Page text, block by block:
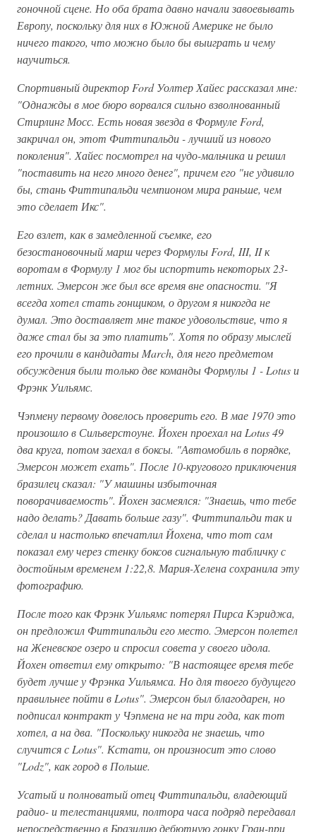
гоночной сцене. Но оба брата давно начали завоевывать
Европу, поскольку для них в Южной Америке не было
ничего такого, что можно было бы выиграть и чему
научиться.
Спортивный директор Ford Уолтер Хайес рассказал мне:
"Однажды в мое бюро ворвался сильно взволнованный
Стирлинг Мосс. Есть новая звезда в Формуле Ford,
закричал он, этот Фиттипальди - лучший из нового
поколения". Хайес посмотрел на чудо-мальчика и решил
"поставить на него много денег", причем его "не удивило
бы, стань Фиттипальди чемпионом мира раньше, чем
это сделает Икс".
Его взлет, как в замедленной съемке, его
безостановочный марш через Формулы Ford, III, II к
воротам в Формулу 1 мог бы испортить некоторых 23-
летних. Эмерсон же был все время вне опасности. "Я
всегда хотел стать гонщиком, о другом я никогда не
думал. Это доставляет мне такое удовольствие, что я
даже стал бы за это платить". Хотя по образу мыслей
его прочили в кандидаты March, для него предметом
обсуждения были только две команды Формулы 1 - Lotus и
Фрэнк Уильямс.
Чэпмену первому довелось проверить его. В мае 1970 это
произошло в Сильверстоуне. Йохен проехал на Lotus 49
два круга, потом заехал в боксы. "Автомобиль в порядке,
Эмерсон может ехать". После 10-кругового приключения
бразилец сказал: "У машины избыточная
поворачиваемость". Йохен засмеялся: "Знаешь, что тебе
надо делать? Давать больше газу". Фиттипальди так и
сделал и настолько впечатлил Йохена, что тот сам
показал ему через стенку боксов сигнальную табличку с
достойным временем 1:22,8. Мария-Хелена сохранила эту
фотографию.
После того как Фрэнк Уильямс потерял Пирса Кэриджа,
он предложил Фиттипальди его место. Эмерсон полетел
на Женевское озеро и спросил совета у своего идола.
Йохен ответил ему открыто: "В настоящее время тебе
будет лучше у Фрэнка Уильямса. Но для твоего будущего
правильнее пойти в Lotus". Эмерсон был благодарен, но
подписал контракт у Чэпмена не на три года, как тот
хотел, а на два. "Поскольку никогда не знаешь, что
случится с Lotus". Кстати, он произносит это слово
"Lodz", как город в Польше.
Усатый и полноватый отец Фиттипальди, владеющий
радио- и телестанциями, полтора часа подряд передавал
непосредственно в Бразилию дебютную гонку Гран-при